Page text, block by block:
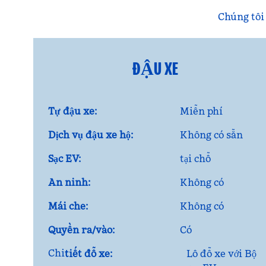
Chúng tôi
ĐẬU XE
Tự đậu xe:
Miễn phí
Dịch vụ đậu xe hộ:
Không có sẵn
Sạc EV:
tại chỗ
An ninh:
Không có
Mái che:
Không có
Quyền ra/vào:
Có
Chitiết đỗ xe:
Lô đỗ xe với Bộ